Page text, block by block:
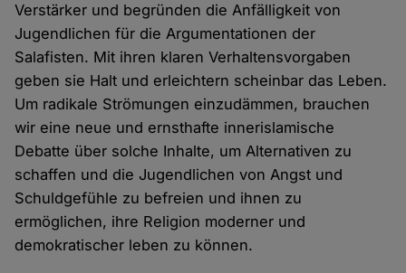
Verstärker und begründen die Anfälligkeit von
Jugendlichen für die Argumentationen der
Salafisten. Mit ihren klaren Verhaltensvorgaben
geben sie Halt und erleichtern scheinbar das Leben.
Um radikale Strömungen einzudämmen, brauchen
wir eine neue und ernsthafte innerislamische
Debatte über solche Inhalte, um Alternativen zu
schaffen und die Jugendlichen von Angst und
Schuldgefühle zu befreien und ihnen zu
ermöglichen, ihre Religion moderner und
demokratischer leben zu können.